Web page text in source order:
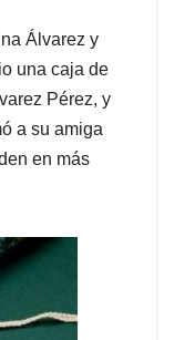
Álvarez y
una caja de
Pérez, y
a su amiga
en más